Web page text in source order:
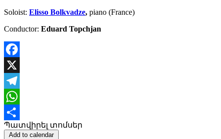
Soloist: Elisso Bolkvadze, piano (France)
Conductor: Eduard Topchjan
Facebook
X
Telegram
WhatsApp
Share
Պատվիրել տոմսեր
Add to calendar